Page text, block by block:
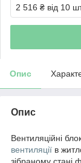
2 516 ₴ від 10
Опис
Опис
Вентиляційні
вентиляції в
зібраному стані